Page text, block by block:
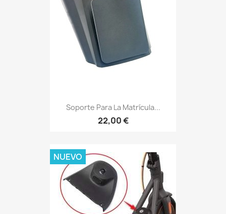
Soporte Para La Matrícula...
22,00 €
NUEVO